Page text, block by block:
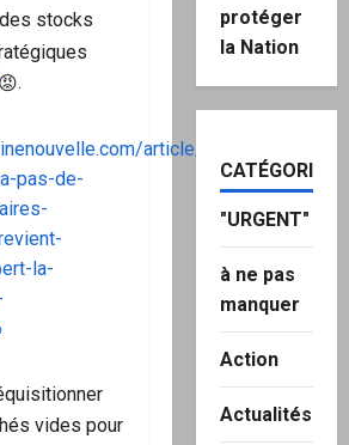
stocks
.
article/covid-
pas-de-
la-
vides pour
protéger
la Nation
CATÉGORIES
"URGENT"
à ne pas
manquer
Action
Actualités